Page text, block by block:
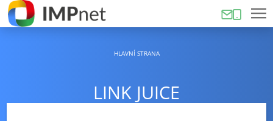
HLAVNÍ STRANA
LINK JUICE